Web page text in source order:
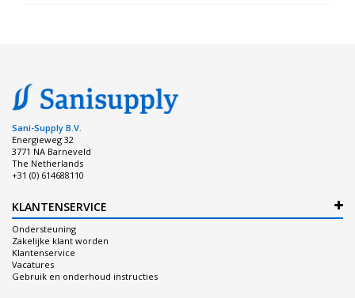
Sani-Supply B.V.
Energieweg 32
3771 NA Barneveld
The Netherlands
+31 (0) 614688110
KLANTENSERVICE
Ondersteuning
Zakelijke klant worden
Klantenservice
Vacatures
Gebruik en onderhoud instructies